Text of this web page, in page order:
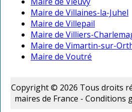
Maire de Villaines-la-Juhel
Maire de Villepail
Maire de Villiers-
Maire de Vimartin-sur-
Maire de Voutré
Copyright © 2026 Tous droits
maires de France - Conditions